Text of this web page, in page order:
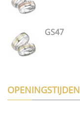
GS47
OPENINGSTIJDEN